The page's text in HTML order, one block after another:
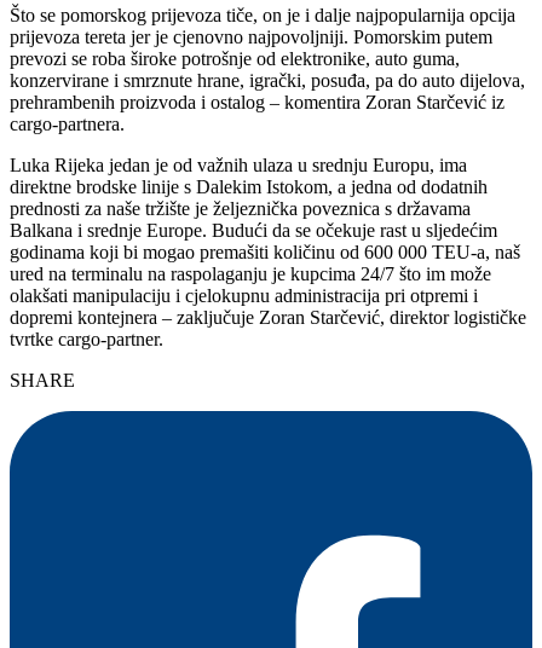
Što se pomorskog prijevoza tiče, on je i dalje najpopularnija opcija
prijevoza tereta jer je cjenovno najpovoljniji. Pomorskim putem
prevozi se roba široke potrošnje od elektronike, auto guma,
konzervirane i smrznute hrane, igrački, posuđa, pa do auto dijelova,
prehrambenih proizvoda i ostalog – komentira Zoran Starčević iz
cargo-partnera.
Luka Rijeka jedan je od važnih ulaza u srednju Europu, ima
direktne brodske linije s Dalekim Istokom, a jedna od dodatnih
prednosti za naše tržište je željeznička poveznica s državama
Balkana i srednje Europe. Budući da se očekuje rast u sljedećim
godinama koji bi mogao premašiti količinu od 600 000 TEU-a, naš
ured na terminalu na raspolaganju je kupcima 24/7 što im može
olakšati manipulaciju i cjelokupnu administracija pri otpremi i
dopremi kontejnera – zaključuje Zoran Starčević, direktor logističke
tvrtke cargo-partner.
SHARE